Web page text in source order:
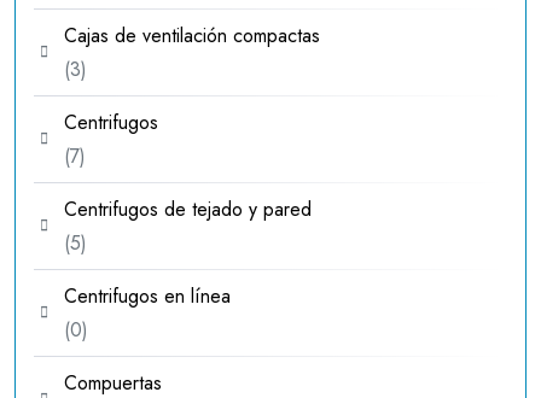
productos
Cajas de ventilación compactas
33
productos
Centrifugos
77
productos
Centrifugos de tejado y pared
55
productos
Centrifugos en línea
00
productos
Compuertas